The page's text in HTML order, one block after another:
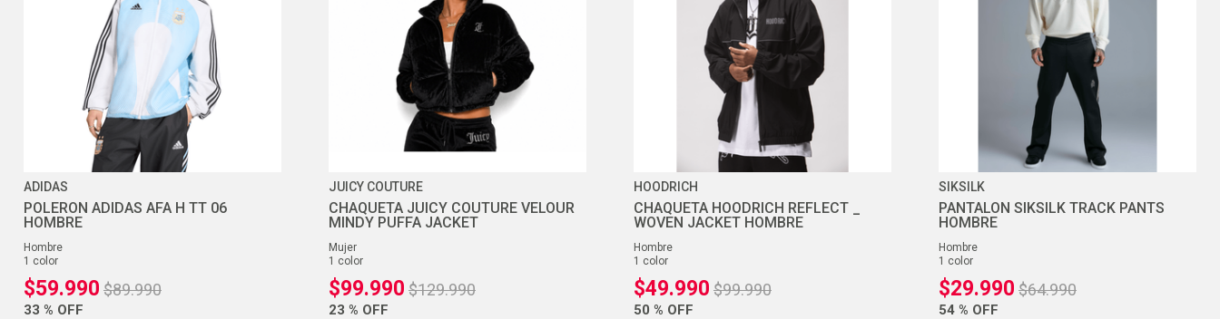
ADIDAS
POLERON ADIDAS AFA H TT 06
HOMBRE
hombre
1 color
$59.990 $89.990
33 % OFF
JUICY COUTURE
CHAQUETA JUICY COUTURE VELOUR
MINDY PUFFA JACKET
mujer
1 color
$99.990 $129.990
23 % OFF
HOODRICH
CHAQUETA HOODRICH REFLECT _
WOVEN JACKET HOMBRE
hombre
1 color
$49.990 $99.990
50 % OFF
SIKSILK
PANTALON SIKSILK TRACK PANTS
HOMBRE
hombre
1 color
$29.990 $64.990
54 % OFF